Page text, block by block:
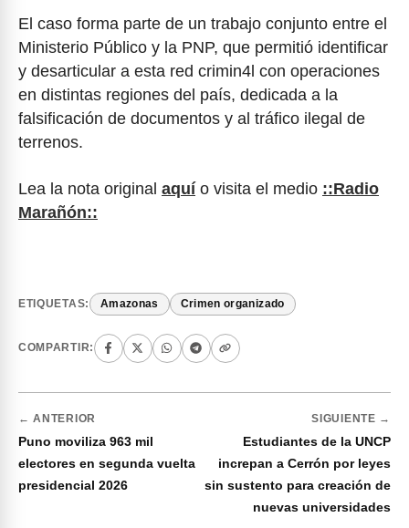
El caso forma parte de un trabajo conjunto entre el
Ministerio Público y la PNP, que permitió identificar
y desarticular a esta red crimin4l con operaciones
en distintas regiones del país, dedicada a la
falsificación de documentos y al tráfico ilegal de
terrenos.
Lea la nota original aquío visita el medio ::Radio
Marañón::
ETIQUETAS: Amazonas Crimen organizado
COMPARTIR:
← ANTERIOR
Puno moviliza 963 mil
electores en segunda vuelta
presidencial 2026
SIGUIENTE →
Estudiantes de la UNCP
increpan a Cerrón por leyes
sin sustento para creación de
nuevas universidades